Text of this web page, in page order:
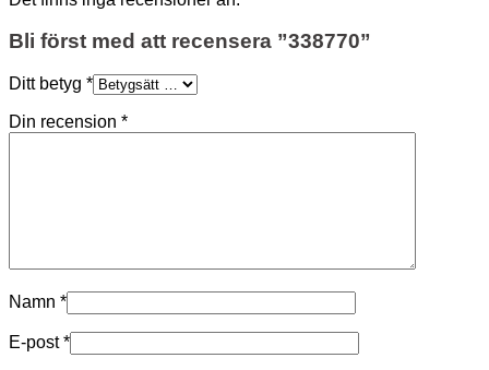
Bli först med att recensera ”338770”
Ditt betyg *
Din recension *
Namn *
E-post*